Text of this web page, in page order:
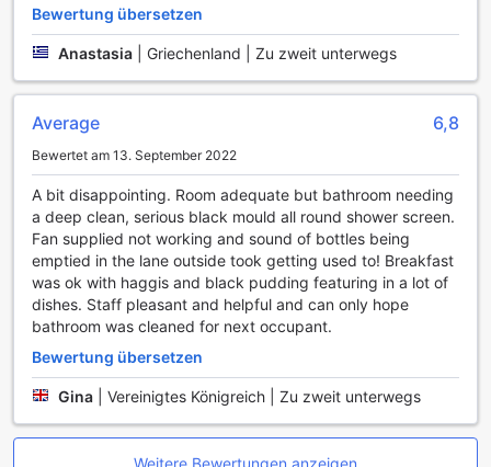
Shuttle-Service können Sie die wichtigsten
Sehenswürdigkeiten der Stadt bequem erreichen, ohne
sich um die Verkehrsbedingungen oder das Parken
kümmern zu müssen. Dieser Service sorgt dafür, dass Sie
stressfrei zu den Attraktionen gelangen und die Schönheit
von Edinburgh in vollen Zügen genießen können.
Ticketservice, der es Ihnen ermöglicht, Eintrittskarten für
verschiedene Touren und Veranstaltungen in der
Umgebung zu buchen. So sparen Sie Zeit und können sich
auf das Wesentliche konzentrieren: das Erleben der
kulturellen Schätze und der faszinierenden Geschichte
Edinburghs. Egal, ob Sie an geführten Stadttouren oder
speziellen Veranstaltungen interessiert sind, das Rabble
Hotel sorgt dafür, dass Sie alles, was Sie brauchen, direkt
zur Hand haben.
Zimmerausstattung im Rabble Hotel: Komfort und Stil
vereint
Bewertung übersetzen
Anastasia Griechenland | Zu zweit unterwegs
Average 6,8
Bewertet am 13. September 2022
A bit disappointing. Room adequate but bathroom needing
a deep clean, serious black mould all round shower screen.
Fan supplied not working and sound of bottles being
emptied in the lane outside took getting used to! Breakfast
was ok with haggis and black pudding featuring in a lot of
dishes. Staff pleasant and helpful and can only hope
bathroom was cleaned for next occupant.
Bewertung übersetzen
Gina Vereinigtes Königreich | Zu zweit unterwegs